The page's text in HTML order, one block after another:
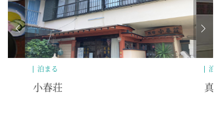
泊まる
小春荘
泊まる
真由子